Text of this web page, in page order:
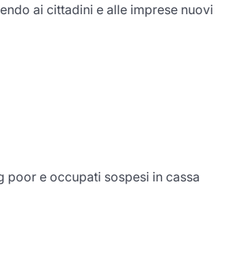
ai cittadini e alle imprese nuovi
e occupati sospesi in cassa